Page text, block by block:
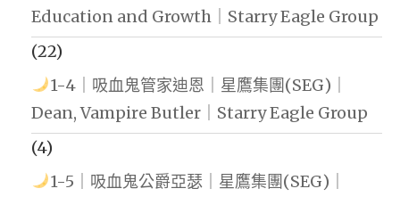
Education and Growth｜Starry Eagle Group
(22)
1-4｜吸血鬼管家迪恩｜星鷹集團(SEG)｜
Dean, Vampire Butler｜Starry Eagle Group
(4)
1-5｜吸血鬼公爵亞瑟｜星鷹集團(SEG)｜